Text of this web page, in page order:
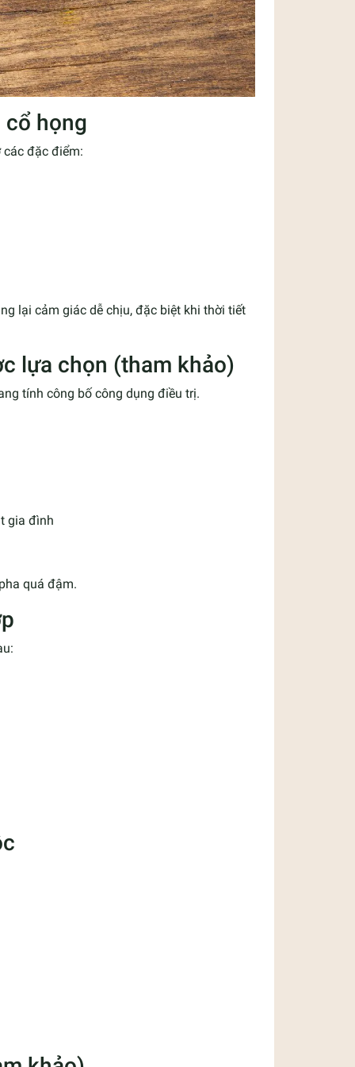
cổ họng
đặc điểm:
lại cảm giác dễ chịu, đặc biệt khi thời tiết
lựa chọn (tham khảo)
tính công bố công dụng điều trị.
gia đình
quá đậm.